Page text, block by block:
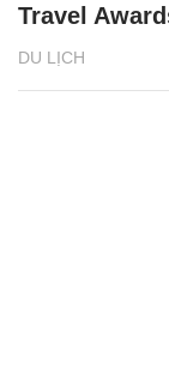
DU LỊCH
Travel